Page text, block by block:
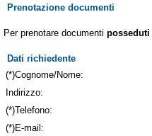
Prenotazione documenti
Per prenotare documenti posseduti
Dati richiedente
(*)Cognome/Nome:
Indirizzo:
(*)Telefono:
(*)E-mail: